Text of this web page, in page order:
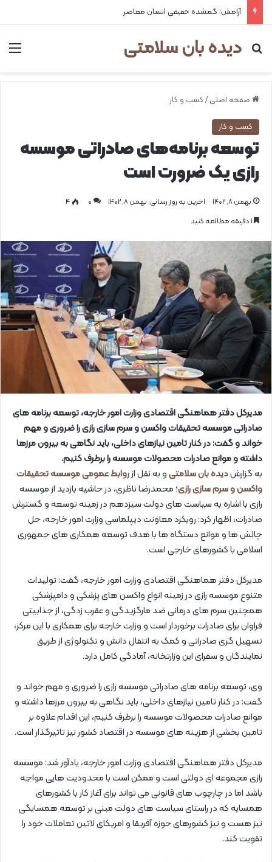
آرامش؛ گمشده حقیقی انسان معاصر
دیده بان سلامتی
جستجو برای
صفحه اصلی / کسب و کار
کسب و کار
توسعه برنامه‌های صادراتی موسسه
رازی یک ضرورت است
بهمن ۸, ۱۴۰۲ اخرین به روز رسانی: بهمن ۸, ۱۴۰۲ 0
۴
مدیرکل دفتر هماهنگی اقتصادی وزارت امور خارجه، توسعه برنامه های
صادراتی موسسه تحقیقات واکسن و سرم سازی رازی را ضروری و مهم
خواند و گفت: در کنار تامین نیازهای داخلی، باید نگاهی به بیرون مرزها
داشته و موانع صادرات محصولات موسسه را برطرف کنیم.
به گزارشدیده بان سلامتیو به نقل ازروابط عمومی موسسه تحقیقات
واکسن و سرم سازی رازی؛ محمدرضا ناظری، در حاشیه بازدید از موسسه
رازی با اشاره به سیاست های دولت سیزدهم در زمینه توسعه و گسترش
صادرات، اظهار کرد: رویکرد معاونت دیپلماسی وزارت امور خارجه، حل
چالش ها و موانع دستگاه ها با هدف توسعه همکاری های جمهوری
اسلامی با کشورهای خارجی است.
مدیرکل دفتر هماهنگی اقتصادی وزارت امور خارجه، گفت: تولیدات
متنوع موسسه رازی در زمینه انواع واکسن های پزشکی و دامپزشکی
همچنین سرم های درمانی ضد مارگزیدگی و عقرب زدگی، از جذابیتی
فراوان برای صادرات برخوردار است و وزارت خارجه برای همکاری با این مرکز،
تسهیل گری صادراتی و کمک به انتقال دانش و تکنولوژی از طریق
نمایندگان و سفرای این وزارتخانه، آمادگی کامل دارد.
وی، توسعه برنامه های صادراتی موسسه رازی را ضروری و مهم خواند و
گفت: در کنار تامین نیازهای داخلی، باید نگاهی به بیرون مرزها داشته و
موانع صادرات محصولات موسسه را برطرف کنیم، این اقدام علاوه بر
تامین بخشی از هزینه های موسسه در اقتصاد کشور نیز تاثیرگذار است.
مدیرکل دفتر هماهنگی اقتصادی وزارت امور خارجه، یادآور شد: موسسه
رازی مجموعه ای دولتی است و ممکن است با محدودیت هایی مواجه
باشد اما در چارچوب های قانونی می تواند برای آغاز کار با کشورهای
همسایه که در راستای سیاست های دولت مبنی بر توسعه همسایگی
نیز هست و نیز کشورهای حوزه آفریقا و امریکای لاتین تعاملات خود را
تقویت کند.